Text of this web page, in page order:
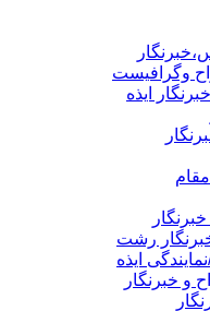
وگرافیست
ایذه
رشت
ایذه
و خبرنگار